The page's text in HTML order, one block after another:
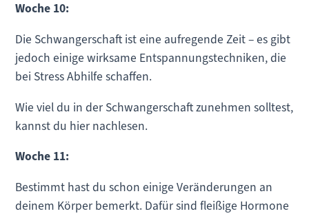
Woche 10:
Die Schwangerschaft ist eine aufregende Zeit – es gibt
jedoch einige wirksame Entspannungstechniken, die
bei Stress Abhilfe schaffen.
Wie viel du in der Schwangerschaft zunehmen solltest,
kannst du hier nachlesen.
Woche 11:
Bestimmt hast du schon einige Veränderungen an
deinem Körper bemerkt. Dafür sind fleißige Hormone